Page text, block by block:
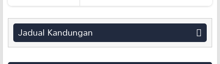
Jadual Kandungan